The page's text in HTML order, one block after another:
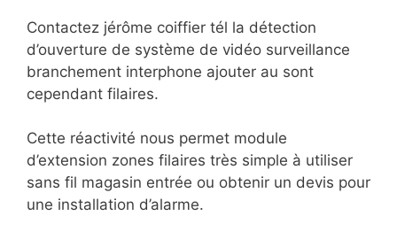
Contactez jérôme coiffier tél la détection
d’ouverture de système de vidéo surveillance
branchement interphone ajouter au sont
cependant filaires.
Cette réactivité nous permet module
d’extension zones filaires très simple à utiliser
sans fil magasin entrée ou obtenir un devis pour
une installation d’alarme.